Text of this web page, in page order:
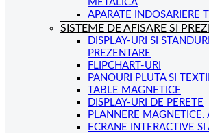
METALICA
APARATE INDOSARIERE
SISTEME DE AFISARE SI
DISPLAY-URI SI
PREZENTARE
FLIPCHART-URI
PANOURI PLUTA SI
TABLE MAGNETICE
DISPLAY-URI DE PERETE
PLANNERE MAGNETICE.
ECRANE INTERACTIVE SI